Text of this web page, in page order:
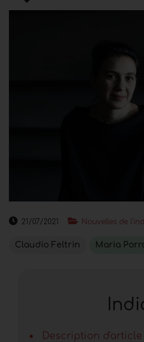
21/07/2021 Nouvelles de
Claudio Feltrin Maria
Description d'article